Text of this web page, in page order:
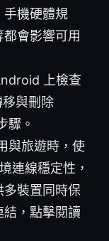
手機硬體規
會影響可用
上檢查
與刪除
驟。
與旅遊時，使
連線穩定性，
裝置同時保
，點擊閱讀